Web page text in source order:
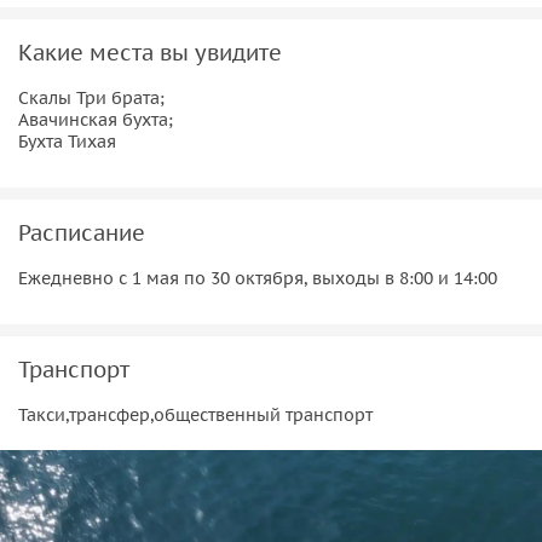
Какие места вы увидите
Скалы Три брата;
Авачинская бухта;
Бухта Тихая
Расписание
Ежедневно с 1 мая по 30 октября, выходы в 8:00 и 14:00
Транспорт
Такси,трансфер,общественный транспорт